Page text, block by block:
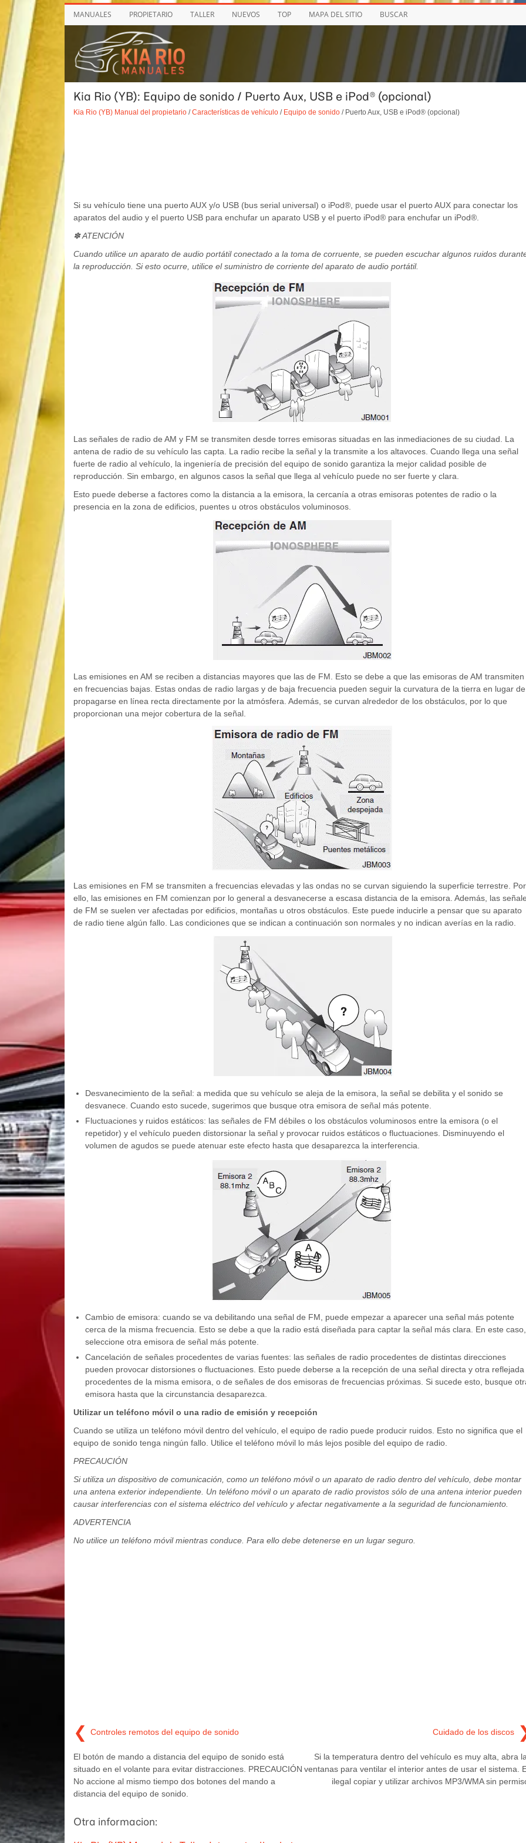
MANUALES PROPIETARIO TALLER NUEVOS TOP MAPA DEL SITIO BUSCAR
Kia Rio (YB): Equipo de sonido / Puerto Aux, USB e iPod® (opcional)
Kia Rio (YB) Manual del propietario/Características de vehículo/ Equipo de sonido/ Puerto Aux, USB e iPod® (opcional)
Si su vehículo tiene una puerto AUX y/o USB (bus serial universal) o iPod®, puede usar el puerto AUX para conectar los
aparatos del audio y el puerto USB para enchufar un aparato USB y el puerto iPod® para enchufar un iPod®.
✽ ATENCIÓN
Cuando utilice un aparato de audio portátil conectado a la toma de corruente, se pueden escuchar algunos ruidos
la reproducción. Si esto ocurre, utilice el suministro de corriente del aparato de audio portátil.
Las señales de radio de AM y FM se transmiten desde torres emisoras situadas en las inmediaciones de su ciudad. La
antena de radio de su vehículo las capta. La radio recibe la señal y la transmite a los altavoces. Cuando llega una señal
fuerte de radio al vehículo, la ingeniería de precisión del equipo de sonido garantiza la mejor calidad posible de
reproducción. Sin embargo, en algunos casos la señal que llega al vehículo puede no ser fuerte y clara.
Esto puede deberse a factores como la distancia a la emisora, la cercanía a otras emisoras potentes de radio o la
presencia en la zona de edificios, puentes u otros obstáculos voluminosos.
Las emisiones en AM se reciben a distancias mayores que las de FM. Esto se debe a que las emisoras de AM transmiten
en frecuencias bajas. Estas ondas de radio largas y de baja frecuencia pueden seguir la curvatura de la tierra en lugar de
propagarse en línea recta directamente por la atmósfera. Además, se curvan alrededor de los obstáculos, por lo que
proporcionan una mejor cobertura de la señal.
Las emisiones en FM se transmiten a frecuencias elevadas y las ondas no se curvan siguiendo la superficie terrestre. Por
ello, las emisiones en FM comienzan por lo general a desvanecerse a escasa distancia de la emisora. Además, las
de FM se suelen ver afectadas por edificios, montañas u otros obstáculos. Este puede inducirle a pensar que su aparato
de radio tiene algún fallo. Las condiciones que se indican a continuación son normales y no indican averías en la radio.
Desvanecimiento de la señal: a medida que su vehículo se aleja de la emisora, la señal se debilita y el sonido se
desvanece. Cuando esto sucede, sugerimos que busque otra emisora de señal más potente.
Fluctuaciones y ruidos estáticos: las señales de FM débiles o los obstáculos voluminosos entre la emisora (o el
repetidor) y el vehículo pueden distorsionar la señal y provocar ruidos estáticos o fluctuaciones. Disminuyendo el
volumen de agudos se puede atenuar este efecto hasta que desaparezca la interferencia.
Cambio de emisora: cuando se va debilitando una señal de FM, puede empezar a aparecer una señal más potente
cerca de la misma frecuencia. Esto se debe a que la radio está diseñada para captar la señal más clara. En este caso,
seleccione otra emisora de señal más potente.
Cancelación de señales procedentes de varias fuentes: las señales de radio procedentes de distintas direcciones
pueden provocar distorsiones o fluctuaciones. Esto puede deberse a la recepción de una señal directa y otra reflejada
procedentes de la misma emisora, o de señales de dos emisoras de frecuencias próximas. Si sucede esto, busque
emisora hasta que la circunstancia desaparezca.
Utilizar un teléfono móvil o una radio de emisión y recepción
Cuando se utiliza un teléfono móvil dentro del vehículo, el equipo de radio puede producir ruidos. Esto no significa que el
equipo de sonido tenga ningún fallo. Utilice el teléfono móvil lo más lejos posible del equipo de radio.
PRECAUCIÓN
Si utiliza un dispositivo de comunicación, como un teléfono móvil o un aparato de radio dentro del vehículo, debe montar
una antena exterior independiente. Un teléfono móvil o un aparato de radio provistos sólo de una antena interior pueden
causar interferencias con el sistema eléctrico del vehículo y afectar negativamente a la seguridad de funcionamiento.
ADVERTENCIA
No utilice un teléfono móvil mientras conduce. Para ello debe detenerse en un lugar seguro.
❮ Controles remotos del equipo de sonido
El botón de mando a distancia del equipo de sonido está
situado en el volante para evitar distracciones. PRECAUCIÓN
No accione al mismo tiempo dos botones del mando a
distancia del equipo de sonido.
Cuidado de los discos
Si la temperatura dentro del vehículo es muy alta, abra
ventanas para ventilar el interior antes de usar el sistema.
ilegal copiar y utilizar archivos MP3/WMA sin
Otra informacion: